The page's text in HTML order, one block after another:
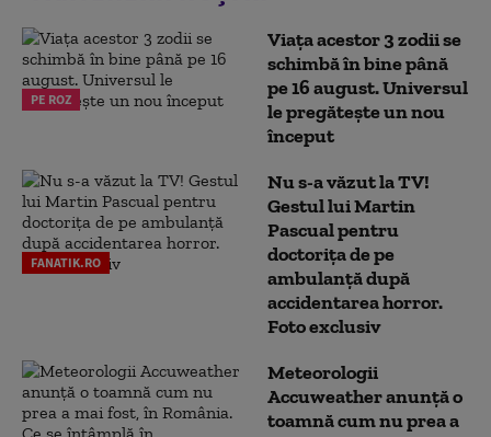
PE ROZ
Viața acestor 3 zodii se
schimbă în bine până
pe 16 august. Universul
le pregătește un nou
început
FANATIK.RO
Nu s-a văzut la TV!
Gestul lui Martin
Pascual pentru
doctoriţa de pe
ambulanţă după
accidentarea horror.
Foto exclusiv
Meteorologii
Accuweather anunță o
toamnă cum nu prea a